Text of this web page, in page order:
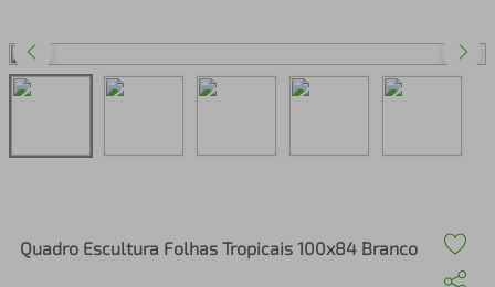
Quadro Escultura Folhas Tropicais 100x84 Branco
perfume